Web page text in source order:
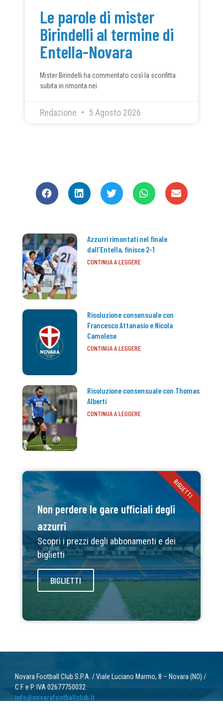
Le parole di mister
Birindelli al termine di
Entella-Novara
Mister Birindelli ha commentato così la sconfitta
subita in rimonta nei
Redazione 5 Agosto 2026
Azzurri rimontati nel finale
dall’Entella, finisce 2-1
CONTINUA A LEGGERE
Risoluzione consensuale con
Francesco Attanasio e Nicola
Camolese
CONTINUA A LEGGERE
Risoluzione consensuale con Thomas
Alberti
CONTINUA A LEGGERE
Non perdere le gare ufficiali degli
azzurri
Scopri i prezzi degli abbonamenti e dei
biglietti
BIGLIETTI
BIGLIETTI
Novara Football Club S.P.A. / Viale Luciano Marmo, 8 – Novara (NO) /
C.F. e P. IVA 02677750032
info@novarafootballclub.it